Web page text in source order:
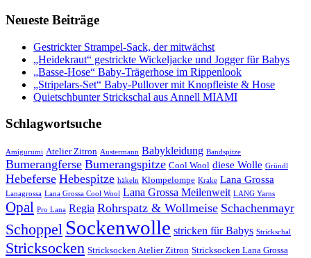
Neueste Beiträge
Gestrickter Strampel-Sack, der mitwächst
„Heidekraut“ gestrickte Wickeljacke und Jogger für Babys
„Basse-Hose“ Baby-Trägerhose im Rippenlook
„Stripelars-Set“ Baby-Pullover mit Knopfleiste & Hose
Quietschbunter Strickschal aus Annell MIAMI
Schlagwortsuche
Amigurumi Atelier Zitron Austermann Babykleidung Bandspitze
Bumerangferse Bumerangspitze Cool Wool diese Wolle Gründl
Hebeferse Hebespitze häkeln Klompelompe Krake Lana Grossa
Lanagrossa Lana Grossa Cool Wool Lana Grossa Meilenweit LANG Yarns
Opal Pro Lana Regia Rohrspatz & Wollmeise Schachenmayr
Schoppel Sockenwolle stricken für Babys Strickschal
Stricksocken Stricksocken Atelier Zitron Stricksocken Lana Grossa